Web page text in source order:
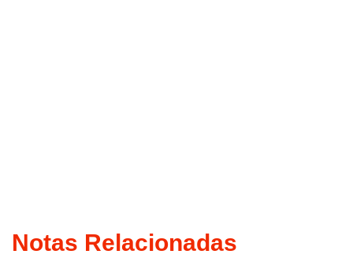
Notas Relacionadas